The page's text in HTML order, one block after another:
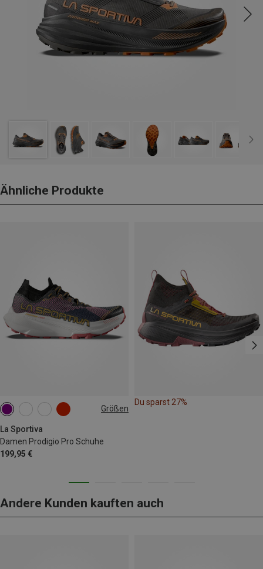
Ähnliche Produkte
Größen
La Sportiva
Damen Prodigio Pro Schuhe
199,95 €
Du sparst 27%
Andere Kunden kauften auch